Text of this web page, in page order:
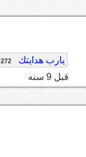
يارب هدايتك 272
قبل 9 سنه